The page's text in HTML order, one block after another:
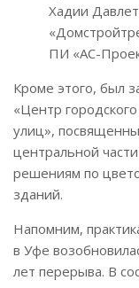
Хадии
ПИ «АС-
Кроме этого, был
«Центр
улиц»,
центральной
решениям по
зданий.
Напомним,
в Уфе
лет перерыва. В